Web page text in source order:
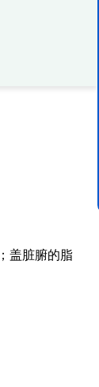
盖脏腑的脂